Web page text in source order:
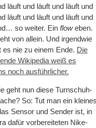
läuft und läuft und läuft und
läuft und läuft und läuft und
so weiter. Ein floweben.
von allein. Und irgendwie
es nie zu einem Ende. Die
Wikipedia weiß es
noch ausführlicher.
geht nun diese Turnschuh-
So: Tut man ein kleines
Sensor und Sender ist, in
dafür vorbereiteten Nike-